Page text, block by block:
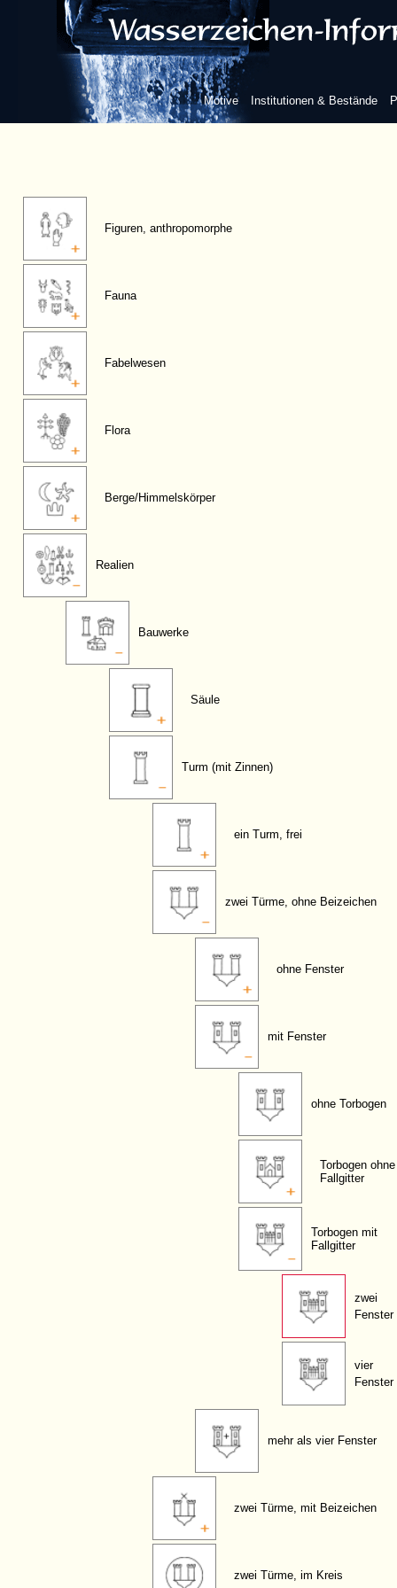
Motive Institutionen & Bestände
Figuren, anthropomorphe
Fauna
Fabelwesen
Flora
Berge/Himmelskörper
Realien
Bauwerke
Säule
Turm (mit Zinnen)
ein Turm, frei
zwei Türme, ohne Beizeichen
ohne Fenster
mit Fenster
ohne Torbogen
Torbogen ohne
Fallgitter
Torbogen mit
Fallgitter
zwei
Fenster
vier
Fenster
mehr als vier Fenster
zwei Türme, mit Beizeichen
zwei Türme, im Kreis